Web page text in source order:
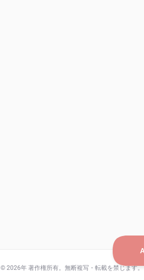
© 2026年 著作権所有。無断複写・転載を禁じます。